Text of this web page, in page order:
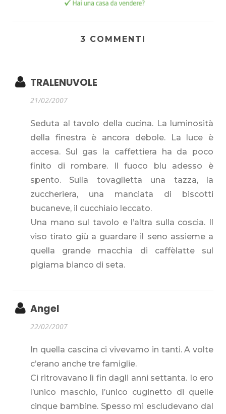
3 COMMENTI
TRALENUVOLE
21/02/2007
Seduta al tavolo della cucina. La luminosità
della finestra è ancora debole. La luce è
accesa. Sul gas la caffettiera ha da poco
finito di rombare. Il fuoco blu adesso è
spento. Sulla tovaglietta una tazza, la
zuccheriera, una manciata di biscotti
bucaneve, il cucchiaio leccato.
Una mano sul tavolo e l’altra sulla coscia. Il
viso tirato giù a guardare il seno assieme a
quella grande macchia di caffèlatte sul
pigiama bianco di seta.
Angel
22/02/2007
In quella cascina ci vivevamo in tanti. A volte
c’erano anche tre famiglie.
Ci ritrovavano lì fin dagli anni settanta. Io ero
l’unico maschio, l’unico cuginetto di quelle
cinque bambine. Spesso mi escludevano dal